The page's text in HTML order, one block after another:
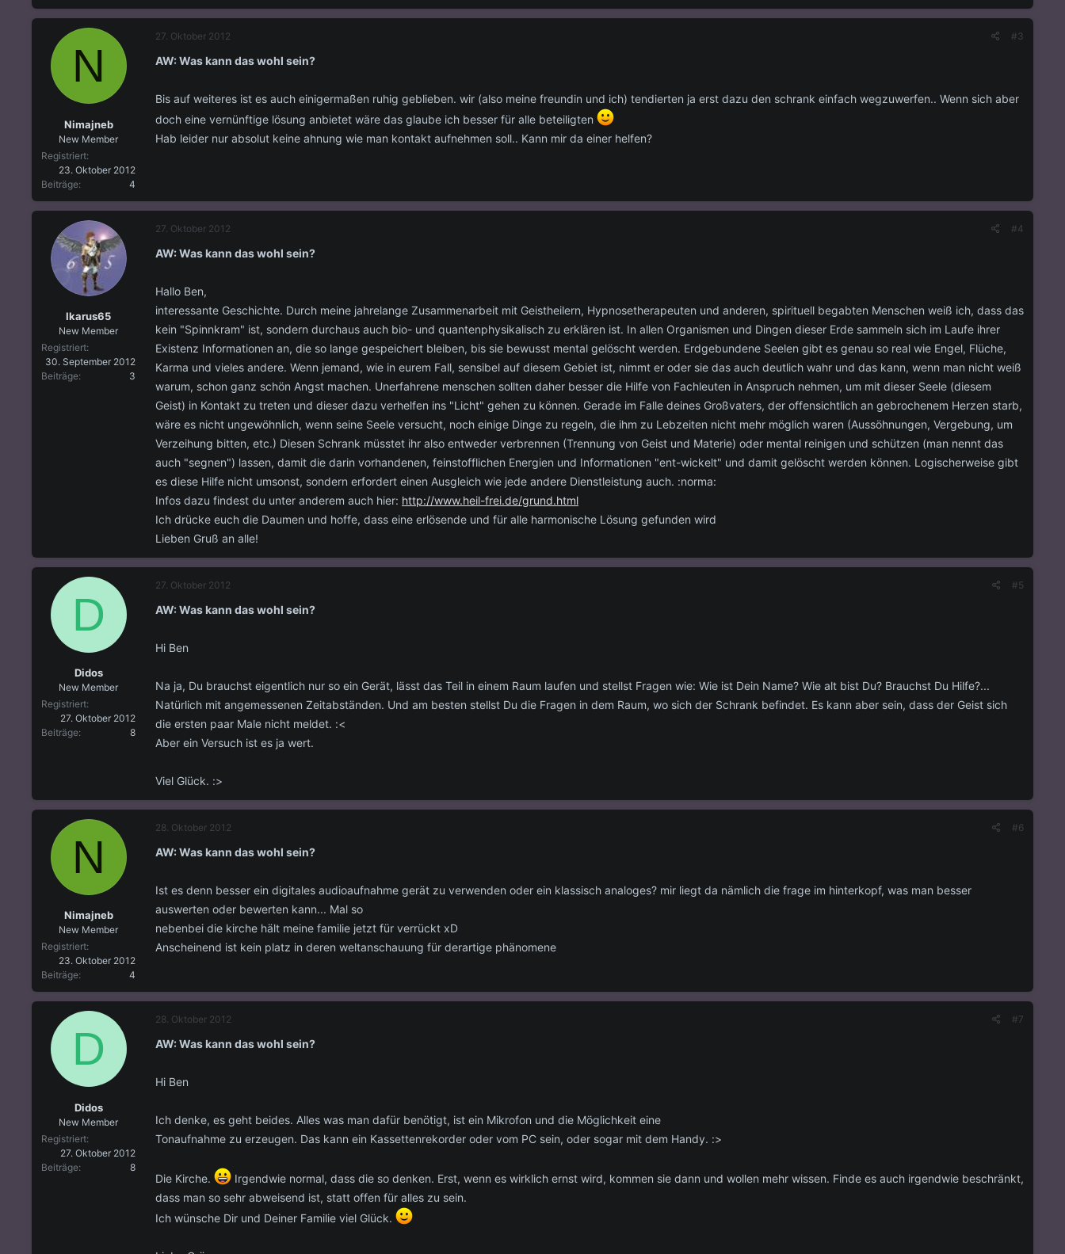
N
Nimajneb
New Member
Registriert
23. Oktober 2012
Beiträge
4
27. Oktober 2012 #3
AW: Was kann das wohl sein?
Bis auf weiteres ist es auch einigermaßen ruhig geblieben. wir (also meine freundin und ich) tendierten ja erst dazu den schrank einfach wegzuwerfen.. Wenn sich aber
doch eine vernünftige lösung anbietet wäre das glaube ich besser für alle beteiligten
Hab leider nur absolut keine ahnung wie man kontakt aufnehmen soll.. Kann mir da einer helfen?
Ikarus65
New Member
Registriert
30. September 2012
Beiträge
3
27. Oktober 2012 #4
AW: Was kann das wohl sein?
Hallo Ben,
interessante Geschichte. Durch meine jahrelange Zusammenarbeit mit Geistheilern, Hypnosetherapeuten und anderen, spirituell begabten Menschen weiß ich, dass das
kein "Spinnkram" ist, sondern durchaus auch bio- und quantenphysikalisch zu erklären ist. In allen Organismen und Dingen dieser Erde sammeln sich im Laufe ihrer
Existenz Informationen an, die so lange gespeichert bleiben, bis sie bewusst mental gelöscht werden. Erdgebundene Seelen gibt es genau so real wie Engel, Flüche,
Karma und vieles andere. Wenn jemand, wie in eurem Fall, sensibel auf diesem Gebiet ist, nimmt er oder sie das auch deutlich wahr und das kann, wenn man nicht weiß
warum, schon ganz schön Angst machen. Unerfahrene menschen sollten daher besser die Hilfe von Fachleuten in Anspruch nehmen, um mit dieser Seele (diesem
Geist) in Kontakt zu treten und dieser dazu verhelfen ins "Licht" gehen zu können. Gerade im Falle deines Großvaters, der offensichtlich an gebrochenem Herzen starb,
wäre es nicht ungewöhnlich, wenn seine Seele versucht, noch einige Dinge zu regeln, die ihm zu Lebzeiten nicht mehr möglich waren (Aussöhnungen, Vergebung, um
Verzeihung bitten, etc.) Diesen Schrank müsstet ihr also entweder verbrennen (Trennung von Geist und Materie) oder mental reinigen und schützen (man nennt das
auch "segnen") lassen, damit die darin vorhandenen, feinstofflichen Energien und Informationen "ent-wickelt" und damit gelöscht werden können. Logischerweise gibt
es diese Hilfe nicht umsonst, sondern erfordert einen Ausgleich wie jede andere Dienstleistung auch. :norma:
Infos dazu findest du unter anderem auch hier: http://www.heil-frei.de/grund.html
Ich drücke euch die Daumen und hoffe, dass eine erlösende und für alle harmonische Lösung gefunden wird
Lieben Gruß an alle!
D
Didos
New Member
Registriert
27. Oktober 2012
Beiträge
8
27. Oktober 2012 #5
AW: Was kann das wohl sein?
Hi Ben
Na ja, Du brauchst eigentlich nur so ein Gerät, lässt das Teil in einem Raum laufen und stellst Fragen wie: Wie ist Dein Name? Wie alt bist Du? Brauchst Du Hilfe?...
Natürlich mit angemessenen Zeitabständen. Und am besten stellst Du die Fragen in dem Raum, wo sich der Schrank befindet. Es kann aber sein, dass der Geist sich
die ersten paar Male nicht meldet. :<
Aber ein Versuch ist es ja wert.
Viel Glück. :>
N
Nimajneb
New Member
Registriert
23. Oktober 2012
Beiträge
4
28. Oktober 2012 #6
AW: Was kann das wohl sein?
Ist es denn besser ein digitales audioaufnahme gerät zu verwenden oder ein klassisch analoges? mir liegt da nämlich die frage im hinterkopf, was man besser
auswerten oder bewerten kann... Mal so
nebenbei die kirche hält meine familie jetzt für verrückt xD
Anscheinend ist kein platz in deren weltanschauung für derartige phänomene
D
Didos
New Member
Registriert
27. Oktober 2012
Beiträge
8
28. Oktober 2012 #7
AW: Was kann das wohl sein?
Hi Ben
Ich denke, es geht beides. Alles was man dafür benötigt, ist ein Mikrofon und die Möglichkeit eine
Tonaufnahme zu erzeugen. Das kann ein Kassettenrekorder oder vom PC sein, oder sogar mit dem Handy. :>
Die Kirche.
Irgendwie normal, dass die so denken. Erst, wenn es wirklich ernst wird, kommen sie dann und wollen mehr wissen. Finde es auch irgendwie beschränkt,
dass man so sehr abweisend ist, statt offen für alles zu sein.
Ich wünsche Dir und Deiner Familie viel Glück.